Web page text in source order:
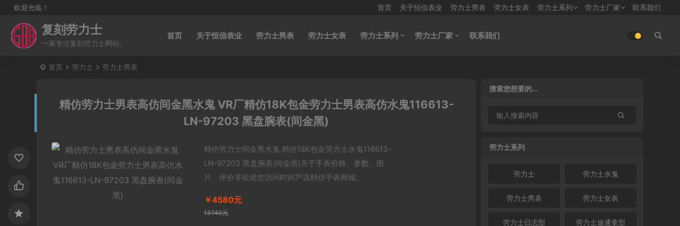
欢迎光临！ 首页 关于恒信表业 劳力士男表 劳力士女表 劳力士系列 劳力士厂家 联系我们
复刻劳力士
一家专注复刻劳力士网站。
首页 关于恒信表业 劳力士男表 劳力士女表 劳力士系列 劳力士厂家 联系我们
首页 劳力士 劳力士男表
精仿劳力士男表高仿间金黑水鬼 VR厂精仿18K包金劳力士男表高仿水鬼116613-
LN-97203 黑盘腕表(间金黑)
精仿劳力士间金黑水鬼 精仿18K包金劳力士水鬼116613-
LN-97203 黑盘腕表(间金黑)关于手表价格、参数、图
片、评价等欢迎您访问时间严选精仿手表商城。
￥4580元
13740元
搜索您想要的…
劳力士系列
劳力士 劳力士水鬼
劳力士男表 劳力士女表
劳力士日志型 劳力士迪通拿型